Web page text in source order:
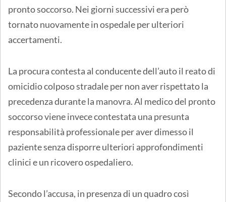
pronto soccorso. Nei giorni successivi era però
tornato nuovamente in ospedale per ulteriori
accertamenti.
La procura contesta al conducente dell’auto il reato di
omicidio colposo stradale per non aver rispettato la
precedenza durante la manovra. Al medico del pronto
soccorso viene invece contestata una presunta
responsabilità professionale per aver dimesso il
paziente senza disporre ulteriori approfondimenti
clinici e un ricovero ospedaliero.
Secondo l’accusa, in presenza di un quadro così